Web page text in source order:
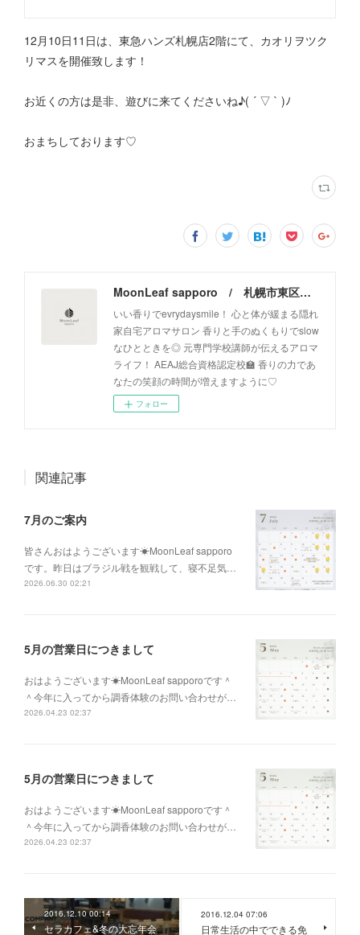
12月10日11日は、東急ハンズ札幌店2階にて、カオリヲツク
リマスを開催致します！
お近くの方は是非、遊びに来てくださいね♪( ´ ▽ ` )ﾉ
おまちしております♡
MoonLeaf sapporo / 札幌市東区の100種類以上の香りが楽しめるアロマスクール＆トリートメントサロン
いい香りでevrydaysmile！ 心と体が緩まる隠れ
家自宅アロマサロン 香りと手のぬくもりでslow
なひとときを◎ 元専門学校講師が伝えるアロマ
ライフ！ AEAJ総合資格認定校🏫 香りの力であ
なたの笑顔の時間が増えますように♡
フォロー
関連記事
7月のご案内
皆さんおはようございます☀MoonLeaf sapporo
です。昨日はブラジル戦を観戦して、寝不足気…
2026.06.30 02:21
5月の営業日につきまして
おはようございます☀MoonLeaf sapporoです＾
＾今年に入ってから調香体験のお問い合わせが…
2026.04.23 02:37
5月の営業日につきまして
おはようございます☀MoonLeaf sapporoです＾
＾今年に入ってから調香体験のお問い合わせが…
2026.04.23 02:37
2016.12.10 00:14
セラカフェ&冬の大忘年会
2016.12.04 07:06
日常生活の中でできる免